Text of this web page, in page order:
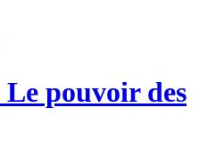
pouvoir des